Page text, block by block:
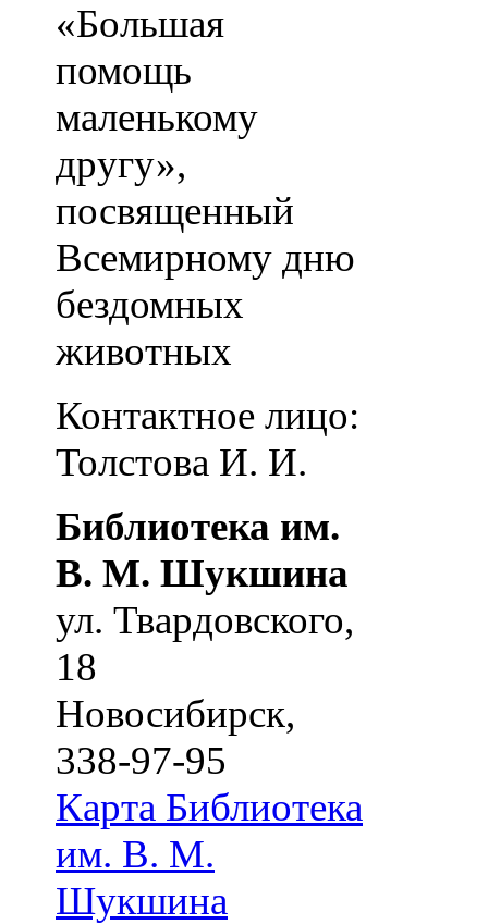
«Большая
помощь
маленькому
другу»,
посвященный
Всемирному дню
бездомных
животных
Контактное лицо:
Толстова И. И.
Библиотека им.
В. М. Шукшина
ул. Твардовского,
18
Новосибирск,
338-97-95
Карта Библиотека
им. В. М.
Шукшина